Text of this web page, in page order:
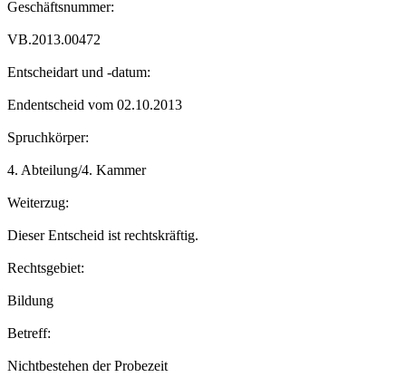
Geschäftsnummer:
VB.2013.00472
Entscheidart und -datum:
Endentscheid vom 02.10.2013
Spruchkörper:
4. Abteilung/4. Kammer
Weiterzug:
Dieser Entscheid ist rechtskräftig.
Rechtsgebiet:
Bildung
Betreff:
Nichtbestehen der Probezeit